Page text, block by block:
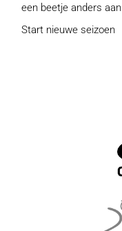
een beetje anders aan
Start nieuwe seizoen